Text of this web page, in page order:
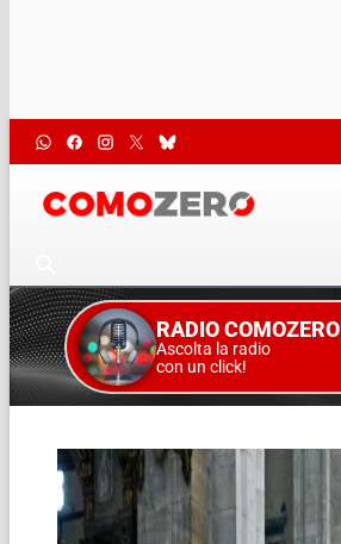
RADIO COMOZERO
Ascolta la radio
con un click!